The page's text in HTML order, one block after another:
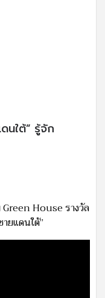
ใต้” รู้จัก
House รางวัล
ยแดนใต้”